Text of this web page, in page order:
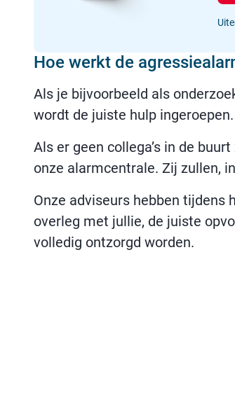
Hoe werkt de
Als je bijvoorbeeld als
wordt de juiste hulp ingeroepen.
Als er geen collega’s in de
onze alarmcentrale. Zij zullen,
Onze adviseurs hebben tijdens
overleg met jullie, de juiste
volledig ontzorgd worden.